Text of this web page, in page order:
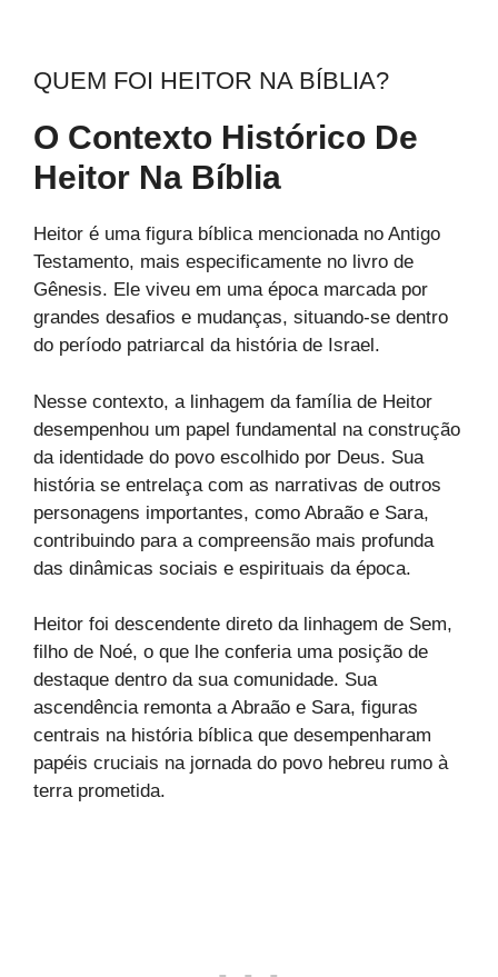
QUEM FOI HEITOR NA BÍBLIA?
O Contexto Histórico De
Heitor Na Bíblia
Heitor é uma figura bíblica mencionada no Antigo
Testamento, mais especificamente no livro de
Gênesis. Ele viveu em uma época marcada por
grandes desafios e mudanças, situando-se dentro
do período patriarcal da história de Israel.
Nesse contexto, a linhagem da família de Heitor
desempenhou um papel fundamental na construção
da identidade do povo escolhido por Deus. Sua
história se entrelaça com as narrativas de outros
personagens importantes, como Abraão e Sara,
contribuindo para a compreensão mais profunda
das dinâmicas sociais e espirituais da época.
Heitor foi descendente direto da linhagem de Sem,
filho de Noé, o que lhe conferia uma posição de
destaque dentro da sua comunidade. Sua
ascendência remonta a Abraão e Sara, figuras
centrais na história bíblica que desempenharam
papéis cruciais na jornada do povo hebreu rumo à
terra prometida.